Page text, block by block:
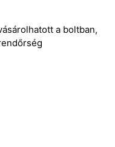
a boltban,